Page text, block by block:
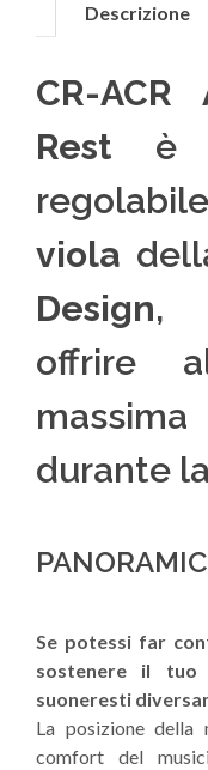
Descrizione
CR-
Rest è
viola
Design,
offrire
durante
Se potessi far
sostenere il tuo
suoneresti
La posizione della
comfort del